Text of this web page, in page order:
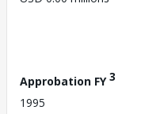
Approbation FY3
1995